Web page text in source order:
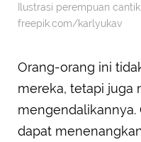
Ilustrasi perempuan
freepik.com/karlyukav
Orang-orang ini
mereka, tetapi juga
mengendalikannya.
dapat